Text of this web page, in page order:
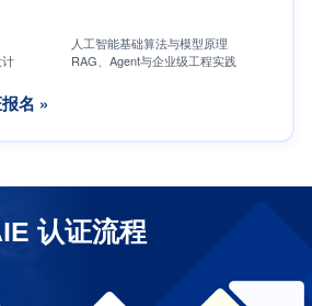
人工智能基础算法与模型原理
RAG、Agent与企业级工程实践
名 »
认证流程